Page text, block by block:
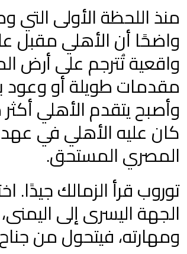
منذ اللحظة الأولى
واضحًا أن الأهلي مقبل
واقعية تُترجم على أرض
مقدمات طويلة أو وعود
وأصبح يتقدم الأهلي
كان عليه الأهلي في عهد
المصري المستحق.
توروب قرأ الزمالك
الجهة اليسرى إلى
ومهارته، فيتحول من